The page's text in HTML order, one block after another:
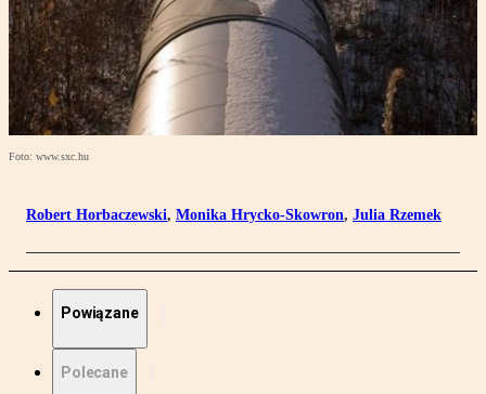
Foto: www.sxc.hu
Robert Horbaczewski, Monika Hrycko-Skowron, Julia Rzemek
Powiązane
Polecane